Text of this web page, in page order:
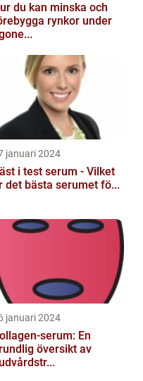
du kan minska och
rynkor under
januari 2024
i test serum - Vilket
det bästa serumet fö...
januari 2024
serum: En
översikt av